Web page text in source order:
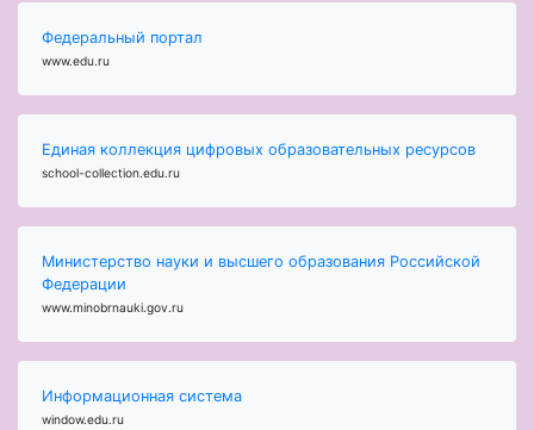
Федеральный портал
www.edu.ru
Единая коллекция цифровых образовательных ресурсов
school-collection.edu.ru
Министерство науки и высшего образования Российской
Федерации
www.minobrnauki.gov.ru
Информационная система
window.edu.ru